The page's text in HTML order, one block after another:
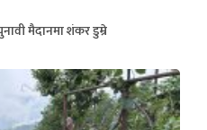
मैदानमा शंकर डुम्रे